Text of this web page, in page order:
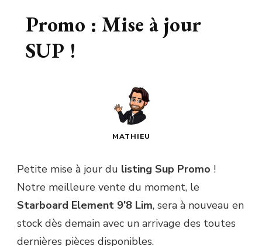
Promo : Mise à jour
SUP !
MATHIEU
Petite mise à jour du listing Sup Promo !
Notre meilleure vente du moment, le
Starboard Element 9’8 Lim, sera à nouveau en
stock dès demain avec un arrivage des toutes
dernières pièces disponibles.